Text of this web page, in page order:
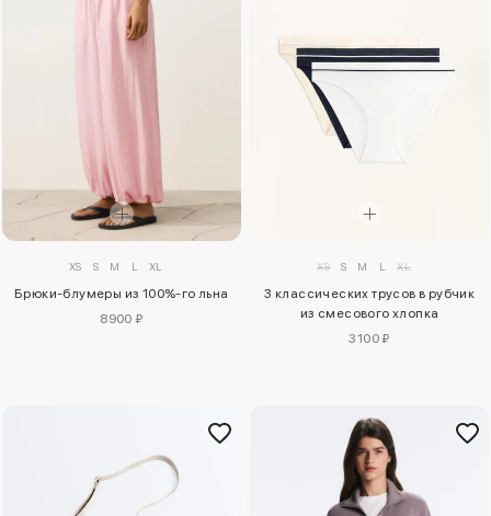
XS S M L XL
Брюки-блумеры из 100%-го льна
8900 ₽
XS S M L XL
3 классических трусов в рубчик
из смесового хлопка
3100 ₽